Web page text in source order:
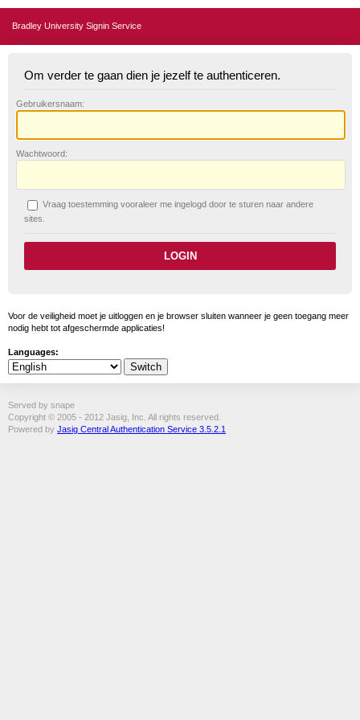
Bradley University Signin Service
Om verder te gaan dien je jezelf te authenticeren.
Gebruikersnaam:
Wachtwoord:
Vraag toestemming vooraleer me ingelogd door te sturen naar andere
sites.
Voor de veiligheid moet je uitloggen en je browser sluiten wanneer je geen toegang meer
nodig hebt tot afgeschermde applicaties!
Languages:
Served by snape
Copyright © 2005 - 2012 Jasig, Inc. All rights reserved.
Powered by Jasig Central Authentication Service 3.5.2.1